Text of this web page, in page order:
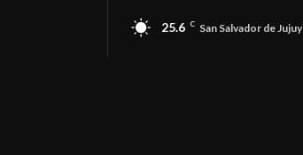
25.6 C San Salvador de Jujuy